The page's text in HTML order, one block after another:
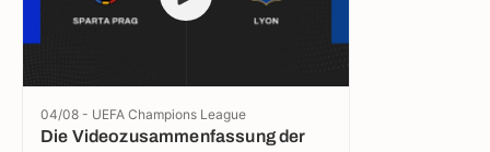
Die Videozusammenfassung der
04/08 - UEFA Champions League